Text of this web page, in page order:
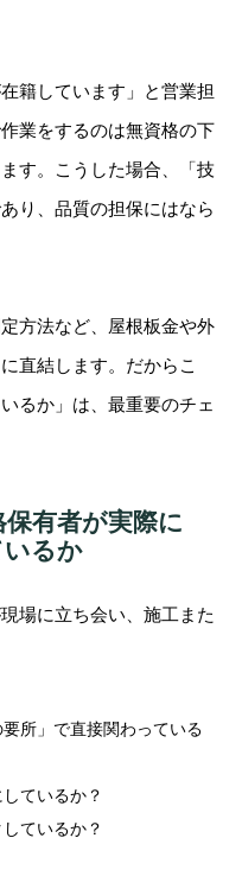
籍しています」と営業担
業をするのは無資格の下
す。こうした場合、「技
り、品質の担保にはなら
方法など、屋根板金や外
直結します。だからこ
るか」は、最重要のチェ
有者が実際に
いるか
場に立ち会い、施工また
所」で直接関わっている
ているか？
ているか？